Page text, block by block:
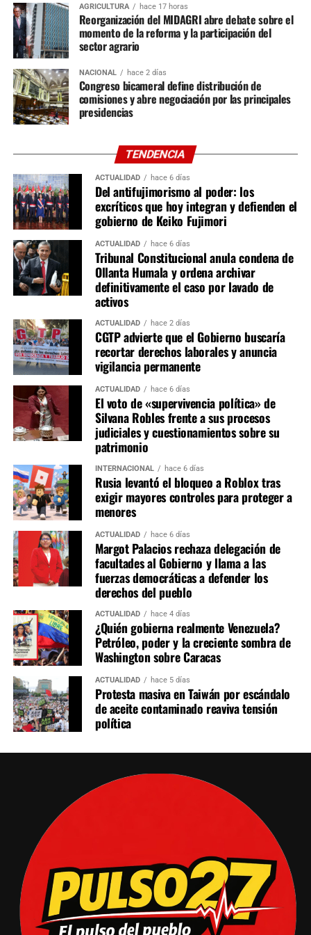
Popular y un representante de cada una de las otras tres
bancadas. Entre ellas destacan Constitución, Reglamento
y Relaciones Exteriores; Economía, Medio Ambiente y
Defensa del Consumidor; Justicia y Derechos Humanos; y
Salud, Educación, Cultura, Mujer y Desarrollo Social y
Digital.
En la Cámara de Diputados se instalarán 16 comisiones
ordinarias. Siete tendrán 26 integrantes, entre ellas
Constitución, Economía, Justicia e Infraestructura;
mientras que las nueve restantes estarán conformadas
por 20 miembros, incluyendo Desarrollo Agrario, Energía
y Minas, Salud, Trabajo, Producción y Ciencia e
Innovación Tecnológica. También quedaron definidas las
comisiones especiales, como Acusaciones
Constitucionales y Ética Parlamentaria, esta última
integrada por un representante de cada bancada.
Aunque la proporcionalidad de las comisiones ya fue
acordada, aún falta definir la integración nominal de
titulares y suplentes, así como la elección de presidentes,
vicepresidentes y secretarios de cada grupo de trabajo.
Estas designaciones representan la etapa de mayor
negociación política, pues las presidencias de comisiones
estratégicas como Constitución, Economía, Justicia y
Fiscalización suelen concentrar la mayor influencia en la
agenda legislativa.
La conformación de las comisiones marcará el equilibrio
de poder dentro del primer Congreso bicameral instalado
tras la reforma constitucional. Si bien Fuerza Popular
parte como la primera fuerza parlamentaria, la ausencia
de una mayoría absoluta obliga a construir consensos
con otras bancadas para conducir las comisiones más
relevantes y asegurar la viabilidad de las iniciativas
legislativas durante el periodo 2026-2027.
AGRICULTURA hace 17 horas
Reorganización del MIDAGRI abre debate sobre el
momento de la reforma y la participación del
sector agrario
NACIONAL hace 2 días
Congreso bicameral define distribución de
comisiones y abre negociación por las principales
presidencias
TENDENCIA
ACTUALIDAD hace 6 días
Del antifujimorismo al poder: los
excríticos que hoy integran y defienden el
gobierno de Keiko Fujimori
ACTUALIDAD hace 6 días
Tribunal Constitucional anula condena de
Ollanta Humala y ordena archivar
definitivamente el caso por lavado de
activos
ACTUALIDAD hace 2 días
CGTP advierte que el Gobierno buscaría
recortar derechos laborales y anuncia
vigilancia permanente
ACTUALIDAD hace 6 días
El voto de «supervivencia política» de
Silvana Robles frente a sus procesos
judiciales y cuestionamientos sobre su
patrimonio
INTERNACIONAL hace 6 días
Rusia levantó el bloqueo a Roblox tras
exigir mayores controles para proteger a
menores
ACTUALIDAD hace 6 días
Margot Palacios rechaza delegación de
facultades al Gobierno y llama a las
fuerzas democráticas a defender los
derechos del pueblo
ACTUALIDAD hace 4 días
¿Quién gobierna realmente Venezuela?
Petróleo, poder y la creciente sombra de
Washington sobre Caracas
ACTUALIDAD hace 5 días
Protesta masiva en Taiwán por escándalo
de aceite contaminado reaviva tensión
política